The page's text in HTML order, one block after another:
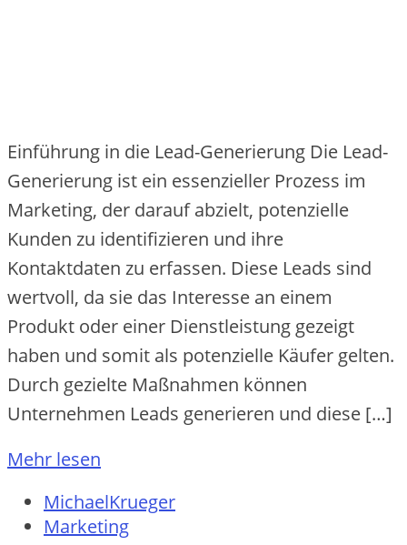
Einführung in die Lead-Generierung Die Lead-
Generierung ist ein essenzieller Prozess im
Marketing, der darauf abzielt, potenzielle
Kunden zu identifizieren und ihre
Kontaktdaten zu erfassen. Diese Leads sind
wertvoll, da sie das Interesse an einem
Produkt oder einer Dienstleistung gezeigt
haben und somit als potenzielle Käufer gelten.
Durch gezielte Maßnahmen können
Unternehmen Leads generieren und diese […]
Mehr lesen
MichaelKrueger
Marketing